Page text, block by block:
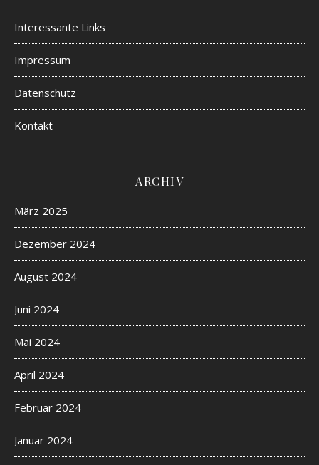
Interessante Links
Impressum
Datenschutz
Kontakt
ARCHIV
März 2025
Dezember 2024
August 2024
Juni 2024
Mai 2024
April 2024
Februar 2024
Januar 2024